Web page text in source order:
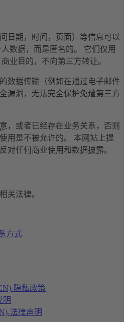
方式
日期，时间，页面）等信息可以
数据，而是匿名的。 它们仅用
业目的，不向第三方转让。
数据传输（例如在通过电子邮件
漏洞，无法完全保护免遭第三方
，或者已经存在业务关系，否则
用是不被允许的。 本网站上提
对任何商业使用和数据披露。
关法律。
隐私政策
明
法律声明